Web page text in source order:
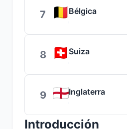
7 Bélgica
8 Suiza
9 Inglaterra
Introducción